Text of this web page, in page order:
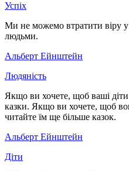
Успіх
Ми не можемо втратити віру
людьми.
Альберт Ейнштейн
Людяність
Якщо ви хочете, щоб ваші
казки. Якщо ви хочете, щоб
читайте їм ще більше казок.
Альберт Ейнштейн
Діти